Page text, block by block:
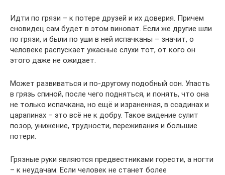
Идти по грязи – к потере друзей и их доверия. Причем
сновидец сам будет в этом виноват. Если же другие шли
по грязи, и были по уши в ней испачканы – значит, о
человеке распускает ужасные слухи тот, от кого он
этого даже не ожидает.
Может развиваться и по-другому подобный сон. Упасть
в грязь спиной, после чего подняться, и понять, что она
не только испачкана, но ещё и израненная, в ссадинах и
царапинах – это всё не к добру. Такое видение сулит
позор, унижение, трудности, переживания и большие
потери.
Грязные руки являются предвестниками горести, а ногти
– к неудачам. Если человек не станет более